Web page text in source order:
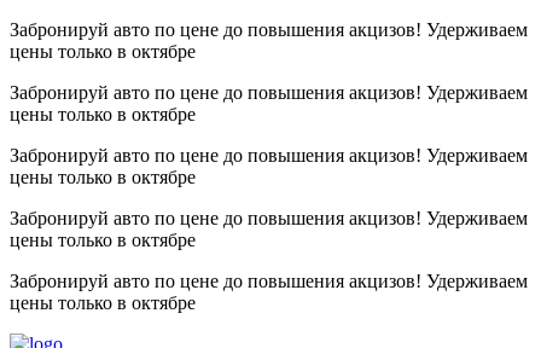
Забронируй авто по цене до повышения акцизов! Удерживаем
цены только в октябре
Забронируй авто по цене до повышения акцизов! Удерживаем
цены только в октябре
Забронируй авто по цене до повышения акцизов! Удерживаем
цены только в октябре
Забронируй авто по цене до повышения акцизов! Удерживаем
цены только в октябре
Забронируй авто по цене до повышения акцизов! Удерживаем
цены только в октябре